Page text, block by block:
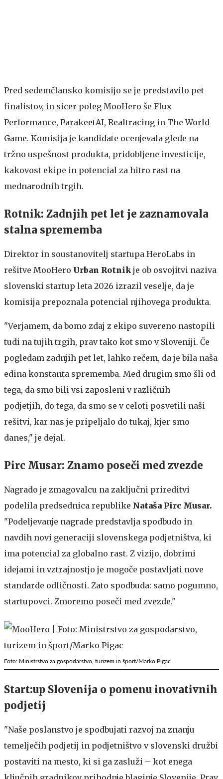
Pred sedemčlansko komisijo se je predstavilo pet
finalistov, in sicer poleg MooHero še Flux
Performance, ParakeetAI, Realtracing in The World
Game. Komisija je kandidate ocenjevala glede na
tržno uspešnost produkta, pridobljene investicije,
kakovost ekipe in potencial za hitro rast na
mednarodnih trgih.
Rotnik: Zadnjih pet let je zaznamovala
stalna sprememba
Direktor in soustanovitelj startupa HeroLabs in
rešitve MooHero Urban Rotnik je ob osvojitvi naziva
slovenski startup leta 2026 izrazil veselje, da je
komisija prepoznala potencial njihovega produkta.
"Verjamem, da bomo zdaj z ekipo suvereno nastopili
tudi na tujih trgih, prav tako kot smo v Sloveniji. Če
pogledam zadnjih pet let, lahko rečem, da je bila naša
edina konstanta sprememba. Med drugim smo šli od
tega, da smo bili vsi zaposleni v različnih
podjetjih, do tega, da smo se v celoti posvetili naši
rešitvi, kar nas je pripeljalo do tukaj, kjer smo
danes," je dejal.
Pirc Musar: Znamo poseči med zvezde
Nagrado je zmagovalcu na zaključni prireditvi
podelila predsednica republike Nataša Pirc Musar.
"Podeljevanje nagrade predstavlja spodbudo in
navdih novi generaciji slovenskega podjetništva, ki
ima potencial za globalno rast. Z vizijo, dobrimi
idejami in vztrajnostjo je mogoče postavljati nove
standarde odličnosti. Zato spodbuda: samo pogumno,
startupovci. Zmoremo poseči med zvezde."
Foto: Ministrstvo za gospodarstvo, turizem in šport/Marko Pigac
Start:up Slovenija o pomenu inovativnih
podjetij
"Naše poslanstvo je spodbujati razvoj na znanju
temelječih podjetij in podjetništvo v slovenski družbi
postaviti na mesto, ki si ga zasluži – kot enega